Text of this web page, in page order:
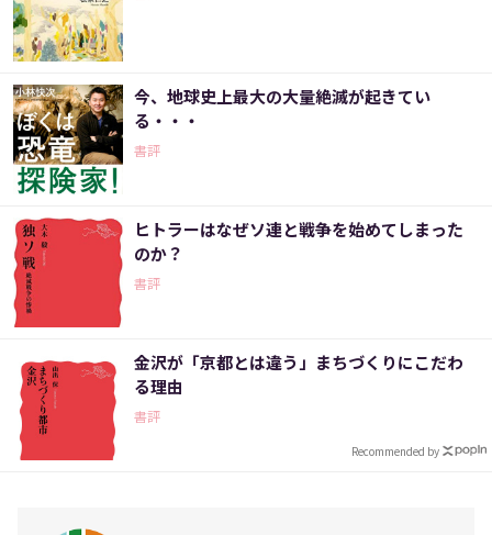
今、地球史上最大の大量絶滅が起きてい
る・・・
書評
ヒトラーはなぜソ連と戦争を始めてしまった
のか？
書評
金沢が「京都とは違う」まちづくりにこだわ
る理由
書評
Recommended by